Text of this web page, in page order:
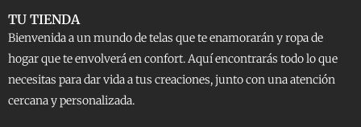
TU TIENDA
Bienvenida a un mundo de telas que te enamorarán y ropa de
hogar que te envolverá en confort. Aquí encontrarás todo lo que
necesitas para dar vida a tus creaciones, junto con una atención
cercana y personalizada.